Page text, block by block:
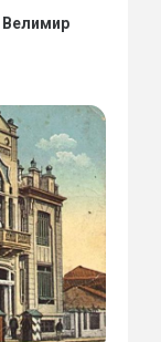
Велимир